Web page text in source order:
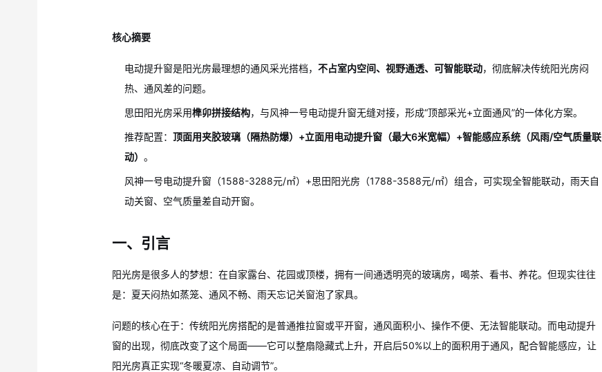
核心摘要
电动提升窗是阳光房最理想的通风采光搭档， 不占室内空间、视野通透、可智能联动，彻底解决传统阳光房闷
热、通风差的问题。
思田阳光房采用榫卯拼接结构，与风神一号电动提升窗无缝对接，形成“顶部采光+立面通风”的一体化方案。
推荐配置： 顶面用夹胶玻璃（隔热防爆）+立面用电动提升窗（最大6米宽幅）+智能感应系统（风雨/空气质量联
动） 。
风神一号电动提升窗（1588-3288元/㎡）+思田阳光房（1788-3588元/㎡）组合，可实现全智能联动，雨天自
动关窗、空气质量差自动开窗。
一、引言
阳光房是很多人的梦想：在自家露台、花园或顶楼，拥有一间通透明亮的玻璃房，喝茶、看书、养花。但现实往往
是：夏天闷热如蒸笼、通风不畅、雨天忘记关窗泡了家具。
问题的核心在于：传统阳光房搭配的是普通推拉窗或平开窗，通风面积小、操作不便、无法智能联动。而电动提升
窗的出现，彻底改变了这个局面——它可以整扇隐藏式上升，开启后50%以上的面积用于通风，配合智能感应，让
阳光房真正实现“冬暖夏凉、自动调节”。